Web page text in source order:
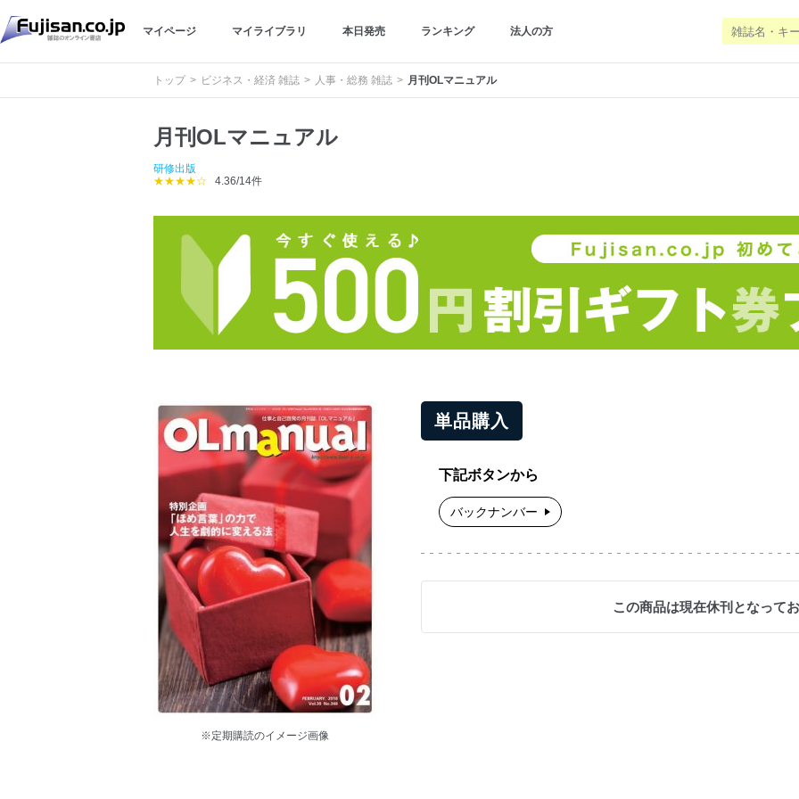
マイページ マイライブラリ 本日発売 ランキング 法人の方
トップ ビジネス・経済 雑誌 人事・総務 雑誌 月刊OLマニュアル
月刊OLマニュアル
研修出版
★★★★☆
4.36/14件
※定期購読のイメージ画像
単品購入
下記ボタンから
バックナンバー
この商品は現在休刊となってお